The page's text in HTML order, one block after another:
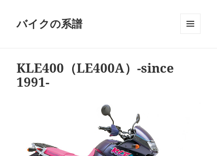
バイクの系譜
KLE400（LE400A）-since
1991-